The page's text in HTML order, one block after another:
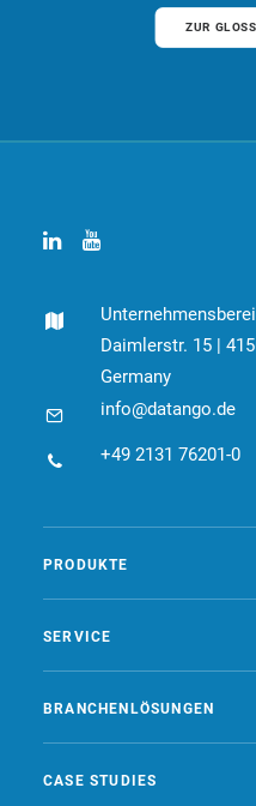
ZUR
Daimlerstr. 15 |
Germany
info@datango.de
+49 2131 76201-0
PRODUKTE
SERVICE
BRANCHENLÖSUNGEN
CASE STUDIES